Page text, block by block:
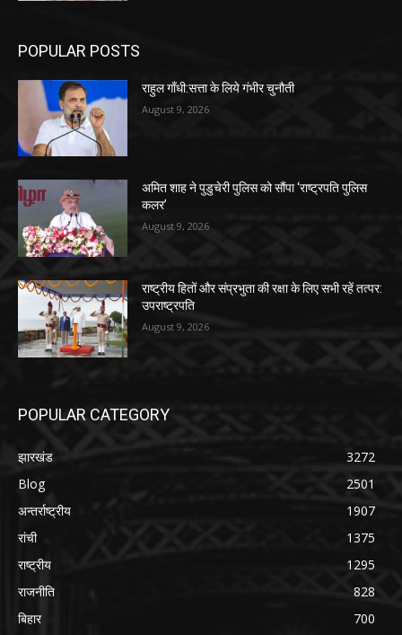
POPULAR POSTS
राहुल गाँधी:सत्ता के लिये गंभीर चुनौती
August 9, 2026
अमित शाह ने पुडुचेरी पुलिस को सौंपा ‘राष्ट्रपति पुलिस
कलर’
August 9, 2026
राष्ट्रीय हितों और संप्रभुता की रक्षा के लिए सभी रहें तत्पर:
उपराष्ट्रपति
August 9, 2026
POPULAR CATEGORY
झारखंड
3272
Blog
2501
अन्तर्राष्ट्रीय
1907
रांची
1375
राष्ट्रीय
1295
राजनीति
828
बिहार
700